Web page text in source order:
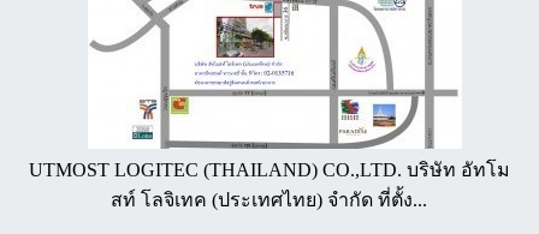
UTMOST LOGITEC (THAILAND) CO.,LTD. บริษัท อัทโม
สท์ โลจิเทค (ประเทศไทย) จำกัด ที่ตั้ง...